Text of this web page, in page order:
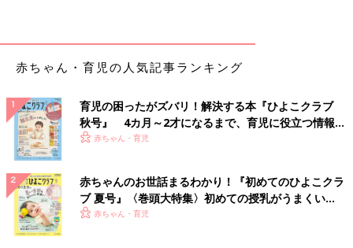
…とわかっていながら
進んで抱き上げに行く
関連：金銭感覚を麻痺させる子どもの魔力 [子育てなめてました
日記#26]
ひよこクラブ人気連載、「横峰沙弥香さんのきょうだい子育て～
ゆめこ日記」がネットにも登場！ 妹「ゆめこ（仮）ちゃん」の
目線でつづられる横峰家のほっこりな日々を、毎月お届けしま
す！（構成・ひよこクラブ編集部）
赤ちゃん・育児の人気記事ランキング
育児の困ったがズバリ！解決する本『ひよこクラブ
秋号』 4カ月～2才になるまで、育児に役立つ情報が
いっぱい！
赤ちゃん・育児
赤ちゃんのお世話まるわかり！『初めてのひよこクラ
ブ 夏号』〈巻頭大特集〉初めての授乳がうまくい
く！ おっぱい・ミルクの基本と夏のトラブル 解決テ
赤ちゃん・育児